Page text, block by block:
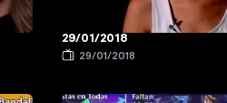
29/01/2018
29/01/2018